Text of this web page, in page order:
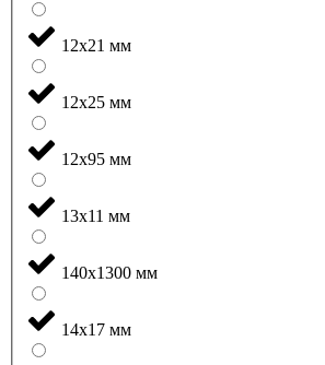
12x21 мм
12x25 мм
12x95 мм
13x11 мм
140x1300 мм
14x17 мм